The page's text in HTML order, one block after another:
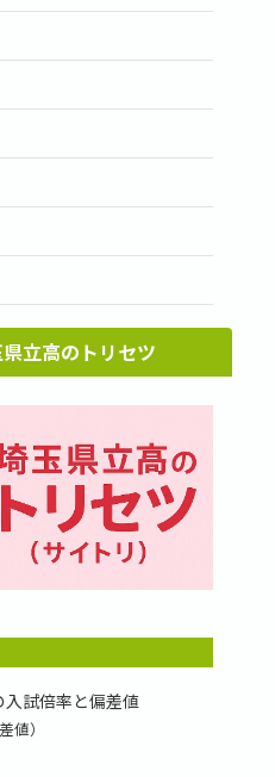
立高のトリセツ
試倍率と偏差値
値）